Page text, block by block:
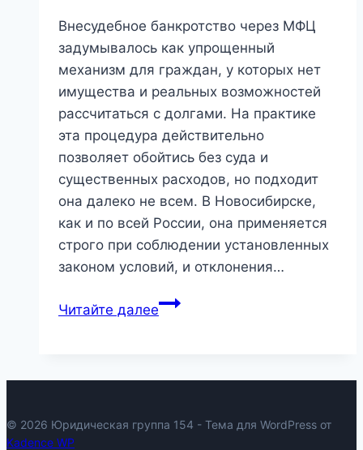
Внесудебное банкротство через МФЦ
задумывалось как упрощенный
механизм для граждан, у которых нет
имущества и реальных возможностей
рассчитаться с долгами. На практике
эта процедура действительно
позволяет обойтись без суда и
существенных расходов, но подходит
она далеко не всем. В Новосибирске,
как и по всей России, она применяется
строго при соблюдении установленных
законом условий, и отклонения…
Читайте далееБесплатное
условия,
© 2026 Юридическая группа 154 - Тема для WordPress от
Kadence WP